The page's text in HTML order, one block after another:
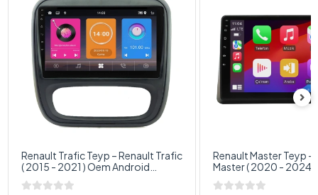
Renault Trafic Teyp – Renault Trafic
( 2015 - 2021 ) Oem Android
Multimedya – Renault Trafic
Android Double Teyp
Renault Master Teyp –
Master ( 2020 - 2024 )
Android Multimedya –
Master Android